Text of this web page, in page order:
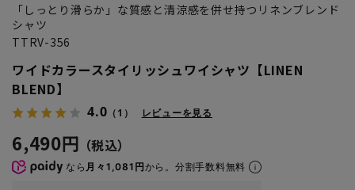
「しっとり滑らか」な質感と清涼感を併せ持つリネンブレンド
シャツ
TTRV-356
ワイドカラースタイリッシュワイシャツ【LINEN
BLEND】
4.0 （1） レビューを見る
6,490円
なら 月々1,081円から。分割手数料無料